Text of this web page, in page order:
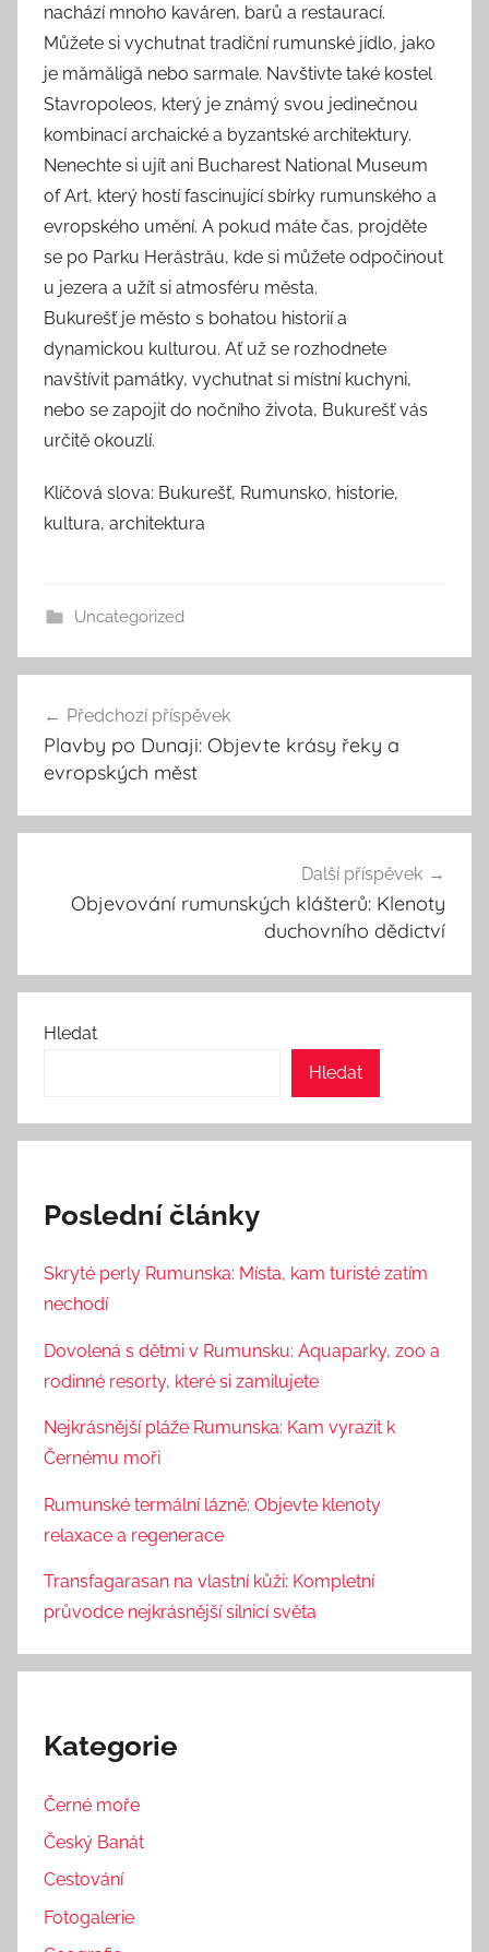
nachází mnoho kaváren, barů a restaurací.
Můžete si vychutnat tradiční rumunské jídlo, jako
je mămăligă nebo sarmale. Navštivte také kostel
Stavropoleos, který je známý svou jedinečnou
kombinací archaické a byzantské architektury.
Nenechte si ujít ani Bucharest National Museum
of Art, který hostí fascinující sbírky rumunského a
evropského umění. A pokud máte čas, projděte
se po Parku Herăstrău, kde si můžete odpočinout
u jezera a užít si atmosféru města.
Bukurešť je město s bohatou historií a
dynamickou kulturou. Ať už se rozhodnete
navštívit památky, vychutnat si místní kuchyni,
nebo se zapojit do nočního života, Bukurešť vás
určitě okouzlí.
Klíčová slova: Bukurešť, Rumunsko, historie,
kultura, architektura
Uncategorized
pro
příspěvek
Předchozí příspěvek
Plavby po Dunaji: Objevte krásy řeky a
evropských měst
Další příspěvek
Objevování rumunských klášterů: Klenoty
duchovního dědictví
Hledat
Hledat
Poslední články
Skryté perly Rumunska: Místa, kam turisté zatím
nechodí
Dovolená s dětmi v Rumunsku: Aquaparky, zoo a
rodinné resorty, které si zamilujete
Nejkrásnější pláže Rumunska: Kam vyrazit k
Černému moři
Rumunské termální lázně: Objevte klenoty
relaxace a regenerace
Transfagarasan na vlastní kůži: Kompletní
průvodce nejkrásnější silnicí světa
Kategorie
Černé moře
Český Banát
Cestování
Fotogalerie